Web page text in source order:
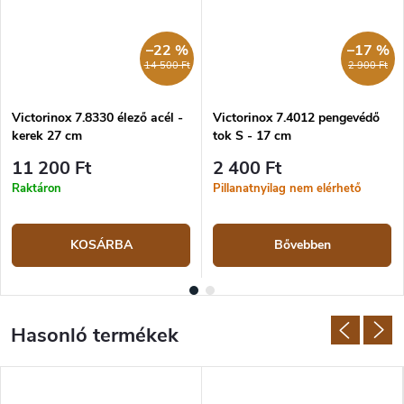
14 500 Ft
–22 %
Victorinox 7.8330 élező acél -
kerek 27 cm
11 200 Ft
Raktáron
KOSÁRBA
2 900 Ft
–17 %
Victorinox 7.4012 pengevédő
tok S - 17 cm
2 400 Ft
Pillanatnyilag nem elérhető
Bővebben